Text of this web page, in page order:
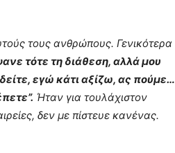
τους ανθρώπους. Γενικότερα
τότε τη διάθεση, αλλά μου
εγώ κάτι αξίζω, ας πούμε…
Ήταν για τουλάχιστον
δεν με πίστευε κανένας.